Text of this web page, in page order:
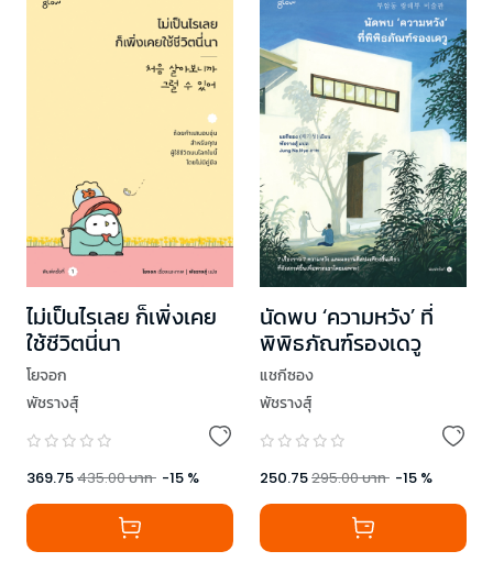
ไม่เป็นไรเลย ก็เพิ่งเคย
ใช้ชีวิตนี่นา
โยจอก
พัชรางสุ์
369.75435.00บาท -15 %
นัดพบ ‘ความหวัง’ ที่
พิพิธภัณฑ์รองเดวู
แชกีซอง
พัชรางสุ์
250.75295.00บาท -15 %